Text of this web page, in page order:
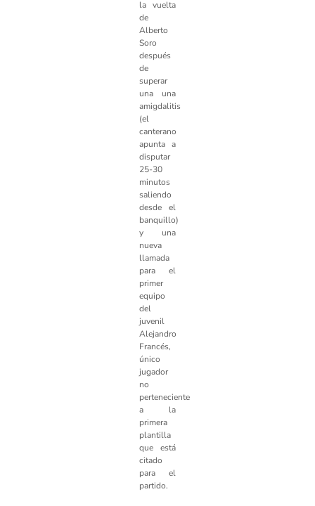
la vuelta
de
Alberto
Soro
después
de
superar
una una
amigdalitis
(el
canterano
apunta a
disputar
25-30
minutos
saliendo
desde el
banquillo)
y una
nueva
llamada
para el
primer
equipo
del
juvenil
Alejandro
Francés,
único
jugador
no
perteneciente
a la
primera
plantilla
que está
citado
para el
partido.